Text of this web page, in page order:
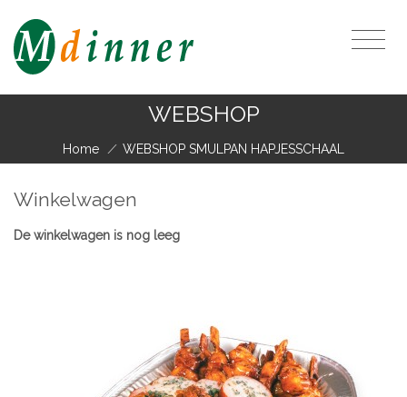
WEBSHOP
Home / WEBSHOP SMULPAN HAPJESSCHAAL
Winkelwagen
De winkelwagen is nog leeg